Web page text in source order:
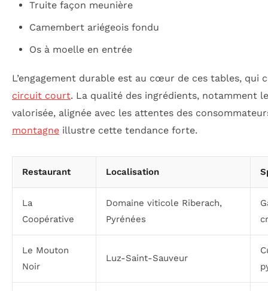
Truite façon meunière
Camembert ariégeois fondu
Os à moelle en entrée
L’engagement durable est au cœur de ces tables,
circuit court. La qualité des ingrédients, notamment
valorisée, alignée avec les attentes des
montagne illustre cette tendance forte.
Restaurant Localisation
La
Coopérative
Domaine viticole Riberach,
Pyrénées
Le Mouton
Noir
Luz-Saint-Sauveur